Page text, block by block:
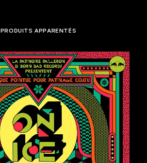
PRODUITS APPARENTÉS